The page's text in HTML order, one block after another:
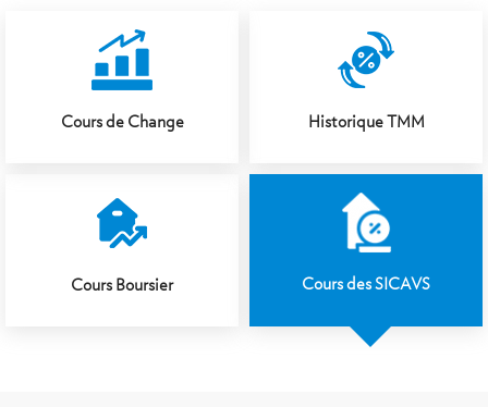
Cours de Change Historique TMM
Cours Boursier Cours des SICAVS